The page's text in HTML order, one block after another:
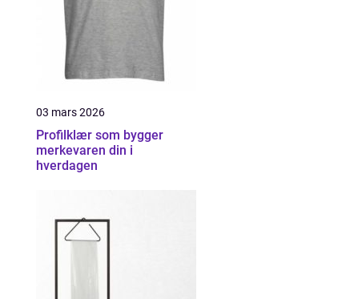
03 mars 2026
Profilklær som bygger
merkevaren din i
hverdagen